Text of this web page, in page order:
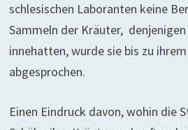
schlesischen Laboranten keine
Sammeln der Kräuter, denjenigen
innehatten, wurde sie bis zu
abgesprochen.
Einen Eindruck davon, wohin die